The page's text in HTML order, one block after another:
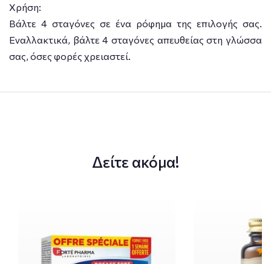
Χρήση:
Βάλτε 4 σταγόνες σε ένα ρόφημα της επιλογής σας.
Εναλλακτικά, βάλτε 4 σταγόνες απευθείας στη γλώσσα
σας, όσες φορές χρειαστεί.
Δείτε ακόμα!